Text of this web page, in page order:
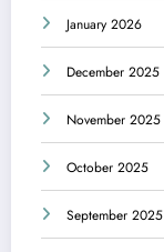
January 2026
December 2025
November 2025
October 2025
September 2025